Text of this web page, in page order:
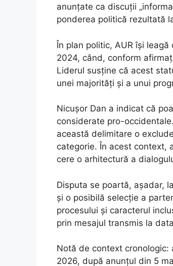
anunțate ca discuții
ponderea politică rezultată
În plan politic, AUR își
2024, când, conform
Liderul susține că acest
unei majorități și a unui
Nicușor Dan a indicat că
considerate pro-
această delimitare o
categorie. În acest context,
cere o arhitectură a
Disputa se poartă, așadar,
și o posibilă selecție a
procesului și caracterul
prin mesajul transmis la
Notă de context
2026, după anunțul din 5